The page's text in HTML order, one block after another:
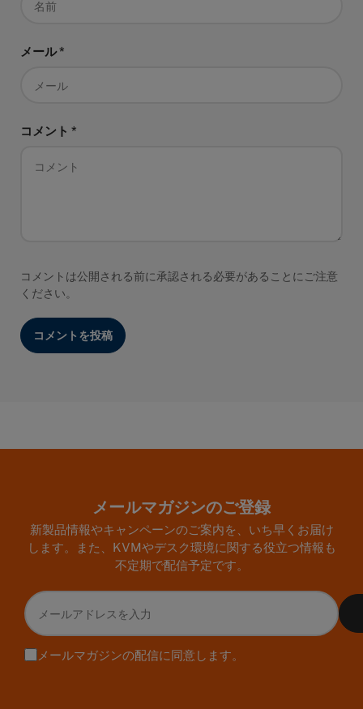
メール*
コメント *
コメントは公開される前に承認される必要があることにご注意
ください。
メールマガジンのご登録
新製品情報やキャンペーンのご案内を、いち早くお届け
します。また、KVMやデスク環境に関する役立つ情報も
不定期で配信予定です。
メ
ー
ル
ド メールマガジンの配信に同意します。